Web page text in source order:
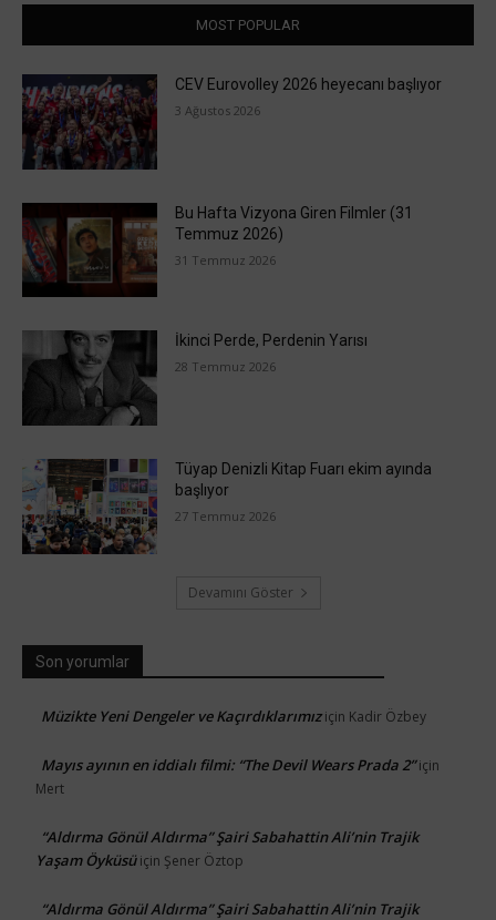
MOST POPULAR
CEV Eurovolley 2026 heyecanı başlıyor
3 Ağustos 2026
Bu Hafta Vizyona Giren Filmler (31
Temmuz 2026)
31 Temmuz 2026
İkinci Perde, Perdenin Yarısı
28 Temmuz 2026
Tüyap Denizli Kitap Fuarı ekim ayında
başlıyor
27 Temmuz 2026
Devamını Göster
Son yorumlar
Müzikte Yeni Dengeler ve Kaçırdıklarımıziçin Kadir Özbey
Mayıs ayının en iddialı filmi: “The Devil Wears Prada 2”için
Mert
“Aldırma Gönül Aldırma” Şairi Sabahattin Ali’nin Trajik
Yaşam Öyküsüiçin Şener Öztop
“Aldırma Gönül Aldırma” Şairi Sabahattin Ali’nin Trajik